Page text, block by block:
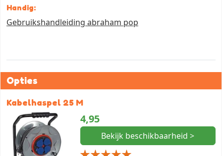
Handig:
Gebruikshandleiding abraham pop
Opties
Kabelhaspel 25 M
4,95
Bekijk beschikbaarheid >